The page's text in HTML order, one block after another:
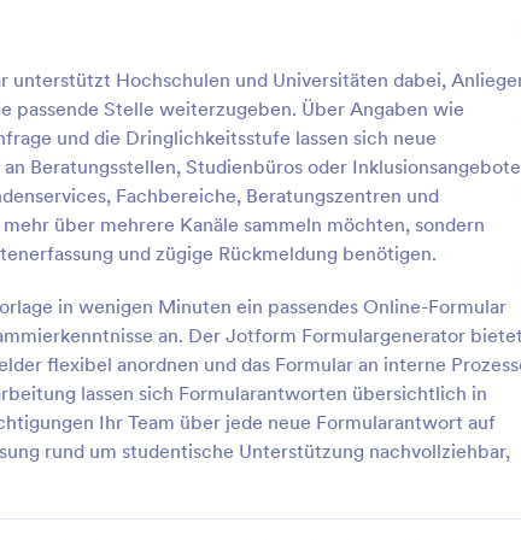
Hochschulen und Universitäten dabei,
passende Stelle weiterzugeben. Über Angaben wie
und die Dringlichkeitsstufe lassen sich neue
Beratungsstellen, Studienbüros oder Inklusionsangebote
Fachbereiche, Beratungszentren und
über mehrere Kanäle sammeln möchten, sondern
und zügige Rückmeldung benötigen.
in wenigen Minuten ein passendes Online-Formular
an. Der Jotform Formulargenerator bietet
flexibel anordnen und das Formular an interne
lassen sich Formularantworten übersichtlich in
Ihr Team über jede neue Formularantwort auf
rund um studentische Unterstützung nachvollziehbar,
perfekt auf Sie zugeschnittene
Bei Fragen zur Anpassung hilft
Support kompetent weiter.
Registrierungsformular Für Workshop
für
verwenden
:
Formular Zur Kurs
Das Formular zur Kurs-
geeignet, um mehr über die
Ihrer Studenten zu erfahren,
sie den Kurs erlebt haben, und
anpassbare Widgets, die es Ihren
Studenten ermöglichen, den Kurs
Semester als Ganzes zu
dieser Vorlage für ein Formular
Evaluation entsteht der Eindruck,
eine Umfrage durchführen, aber
Bewertung des Kursverlaufs in
Go to Category:
Formulare für
Vorlage verwenden